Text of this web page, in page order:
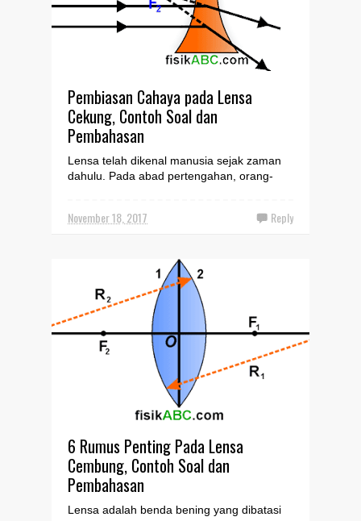
Pembiasan Cahaya pada Lensa
Cekung, Contoh Soal dan
Pembahasan
Lensa telah dikenal manusia sejak zaman
dahulu. Pada abad pertengahan, orang-
November 18, 2017 Reply
6 Rumus Penting Pada Lensa
Cembung, Contoh Soal dan
Pembahasan
Lensa adalah benda bening yang dibatasi